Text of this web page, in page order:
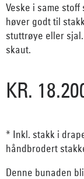
Veske i same
høver godt til
stuttrøye eller
skaut.
KR.
* Inkl. stakk i
håndbrodert
Denne bunaden